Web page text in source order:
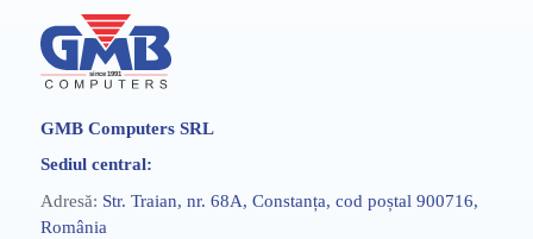
GMB Computers SRL
Sediul central:
Adresă: Str. Traian, nr. 68A, Constanța, cod poștal 900716,
România